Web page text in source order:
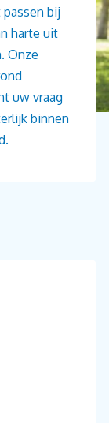
bij
harte uit
Onze
uw vraag
binnen